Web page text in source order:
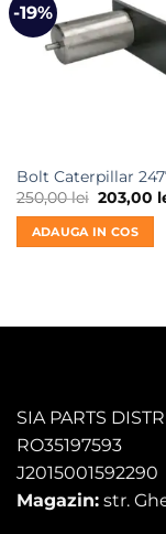
-19%
Bolt Caterpillar
250,00lei Prețul
inițial
a
fost:
250,00 lei.
203,00
ADAUGA IN COS
SIA PARTS
RO35197593
J2015001592290
Magazin: str.